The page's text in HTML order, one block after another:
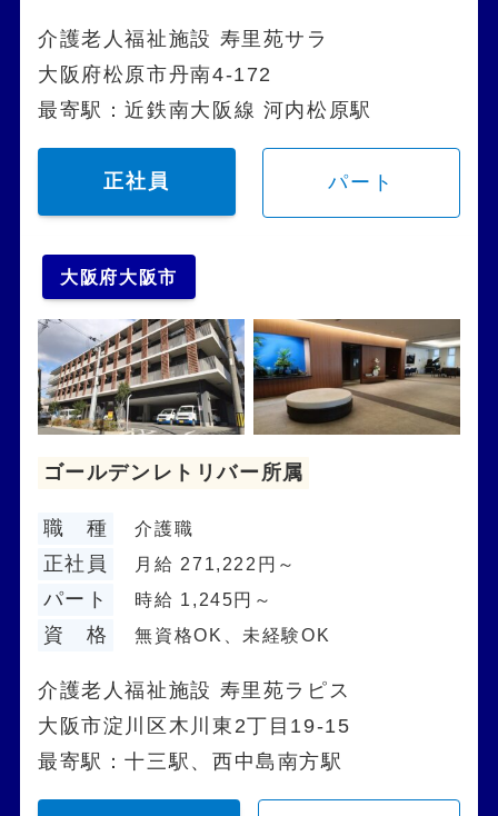
介護老人福祉施設 寿里苑サラ
大阪府松原市丹南4-172
最寄駅：近鉄南大阪線 河内松原駅
正社員 パート
大阪府大阪市
ゴールデンレトリバー所属
職 種 介護職
正社員 月給 271,222円～
パート 時給 1,245円～
資 格 無資格OK、未経験OK
介護老人福祉施設 寿里苑ラピス
大阪市淀川区木川東2丁目19-15
最寄駅：十三駅、西中島南方駅